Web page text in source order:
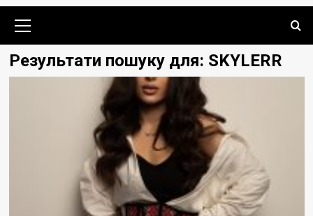
меню
Результати пошуку для: SKYLERR